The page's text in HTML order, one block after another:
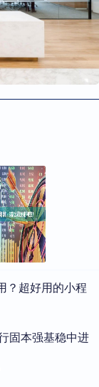
？超好用的小程
固本强基稳中进